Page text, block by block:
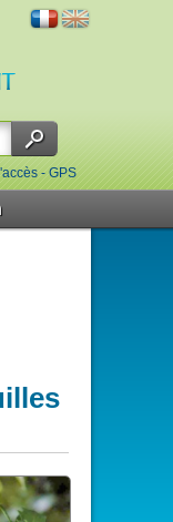
- GPS